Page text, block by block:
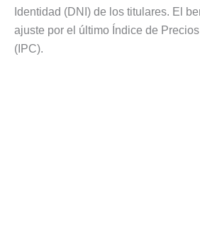
Identidad (DNI) de los titulares. El
ajuste por el último Índice de
(IPC).